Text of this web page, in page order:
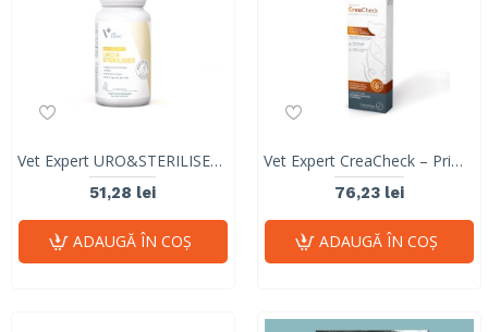
Vet Expert URO&STERILISED – Supliment pentru sănătatea tractului urinar la câini mici și pisici
51,28 lei
ADAUGĂ ÎN COŞ
Vet Expert CreaCheck – Primul Test de Monitorizare Renală la Domiciliu pentru Câini și Pisici
76,23 lei
ADAUGĂ ÎN COŞ